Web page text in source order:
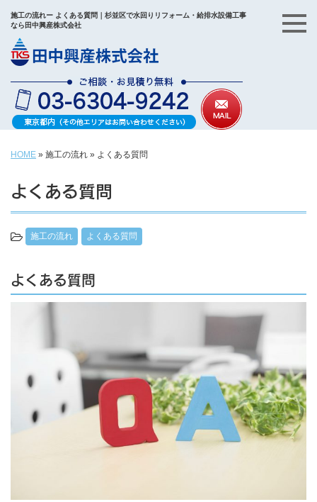
施工の流れー よくある質問｜杉並区で水回りリフォーム・給排水設備工事
なら田中興産株式会社
HOME » 施工の流れ » よくある質問
よくある質問
施工の流れ よくある質問
よくある質問